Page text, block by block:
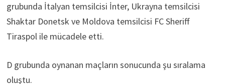
grubunda İtalyan temsilcisi İnter, Ukrayna temsilcisi
Shaktar Donetsk ve Moldova temsilcisi FC Sheriff
Tiraspol ile mücadele etti.
D grubunda oynanan maçların sonucunda şu sıralama
oluştu.